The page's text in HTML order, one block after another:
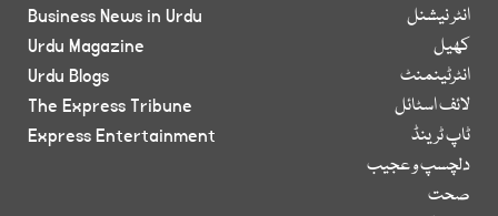
انٹر نیشنل
کھیل
انٹرٹینمنٹ
لائف اسٹائل
ٹاپ ٹرینڈ
دلچسپ و عجیب
صحت
Business News in Urdu
Urdu Magazine
Urdu Blogs
The Express Tribune
Express Entertainment